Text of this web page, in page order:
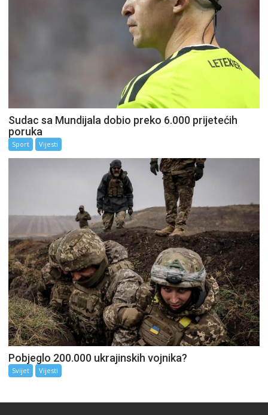
Sudac sa Mundijala dobio preko 6.000 prijetećih
poruka
Sport Vijesti
Pobjeglo 200.000 ukrajinskih vojnika?
Svijet Vijesti